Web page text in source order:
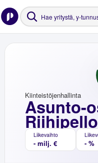
Asunto-
Kiinteistöjenhallinta
Liikevaihto
- milj. € - %